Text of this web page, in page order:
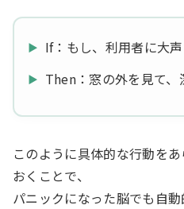
If：もし、利用者に大
Then：窓の外を見て、
このように具体的な行動を
おくことで、
パニックになった脳でも自